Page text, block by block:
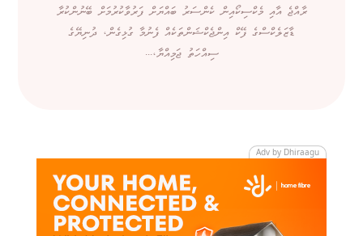
ރާއްޖެ އާއި މެކްސިކޯއިން ކެންސަރު ބައްޔަށް ފަރުވާކުރުމަށް ބޭނުންކުރާ
ޑާޒަލެކްސްގެ ފޭކް އިންޖެކްޝަންތަކެއް ފެނުމާ ގުޅިގެން، ދުނިޔޭގެ
ސިއްހަތު ޖަމިއްޔާ،...
Adv by Dhiraagu